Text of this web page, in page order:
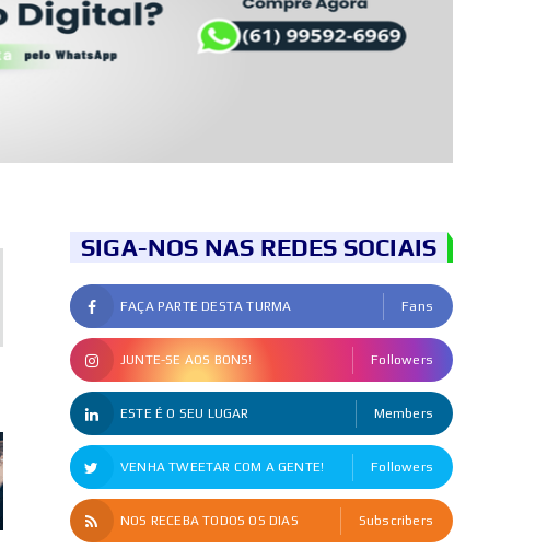
SIGA-NOS NAS REDES SOCIAIS
FAÇA PARTE DESTA TURMA Fans
JUNTE-SE AOS BONS! Followers
ESTE É O SEU LUGAR Members
VENHA TWEETAR COM A GENTE! Followers
NOS RECEBA TODOS OS DIAS Subscribers